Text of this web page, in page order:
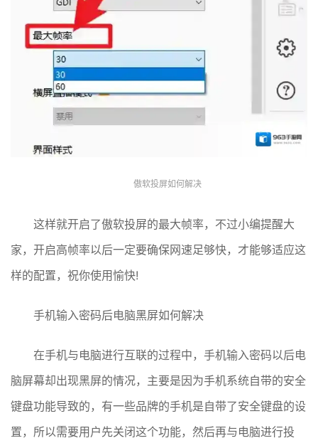
傲软投屏如何解决
这样就开启了傲软投屏的最大帧率，不过小编提醒大
家，开启高帧率以后一定要确保网速足够快，才能够适应这
样的配置，祝你使用愉快!
手机输入密码后电脑黑屏如何解决
在手机与电脑进行互联的过程中，手机输入密码以后电
脑屏幕却出现黑屏的情况，主要是因为手机系统自带的安全
键盘功能导致的，有一些品牌的手机是自带了安全键盘的设
置，所以需要用户先关闭这个功能，然后再与电脑进行投